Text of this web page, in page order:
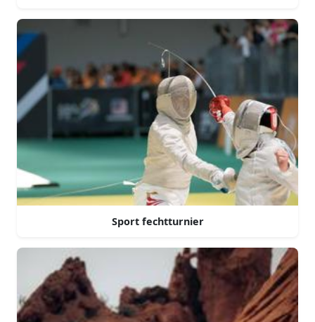
Sport fechtturnier